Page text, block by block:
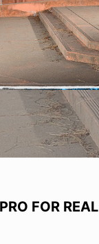
FOR REAL